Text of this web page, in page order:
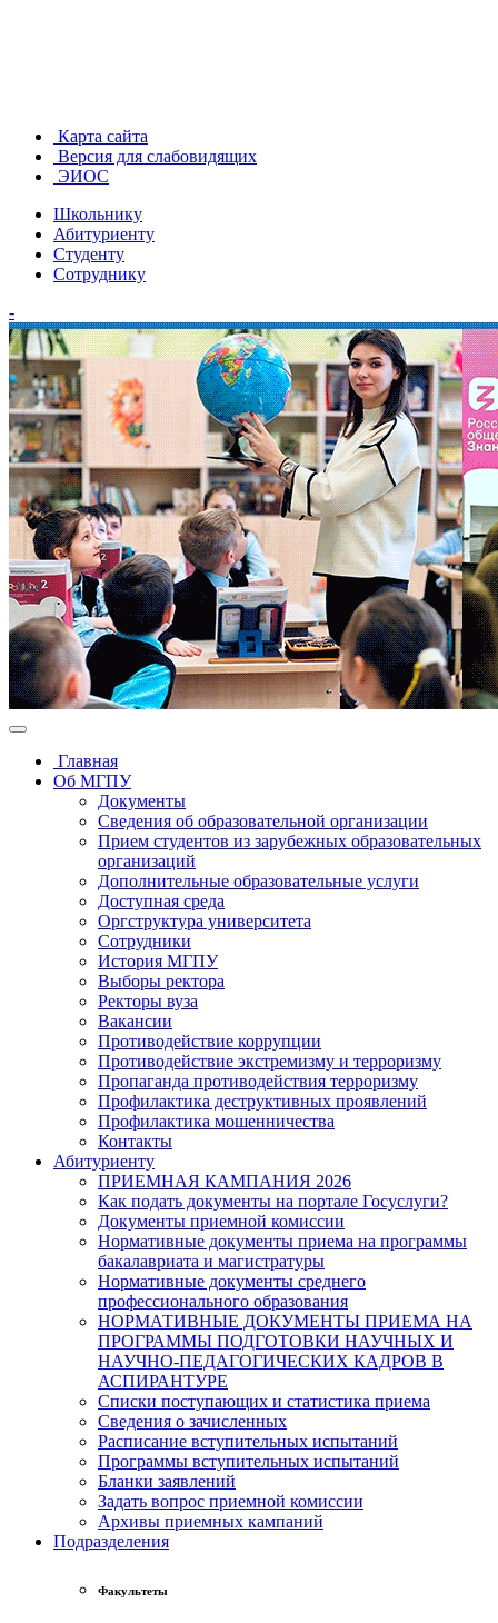
Карта сайта
Версия для слабовидящих
ЭИОС
Школьнику
Абитуриенту
Студенту
Сотруднику
-
Главная
Об МГПУ
Документы
Сведения об образовательной организации
Прием студентов из зарубежных образовательных
организаций
Дополнительные образовательные услуги
Доступная среда
Оргструктура университета
Сотрудники
История МГПУ
Выборы ректора
Ректоры вуза
Вакансии
Противодействие коррупции
Противодействие экстремизму и терроризму
Пропаганда противодействия терроризму
Профилактика деструктивных проявлений
Профилактика мошенничества
Контакты
Абитуриенту
ПРИЕМНАЯ КАМПАНИЯ 2026
Как подать документы на портале Госуслуги?
Документы приемной комиссии
Нормативные документы приема на программы
бакалавриата и магистратуры
Нормативные документы среднего
профессионального образования
НОРМАТИВНЫЕ ДОКУМЕНТЫ ПРИЕМА НА
ПРОГРАММЫ ПОДГОТОВКИ НАУЧНЫХ И
НАУЧНО-ПЕДАГОГИЧЕСКИХ КАДРОВ В
АСПИРАНТУРЕ
Списки поступающих и статистика приема
Сведения о зачисленных
Расписание вступительных испытаний
Программы вступительных испытаний
Бланки заявлений
Задать вопрос приемной комиссии
Архивы приемных кампаний
Подразделения
Факультеты